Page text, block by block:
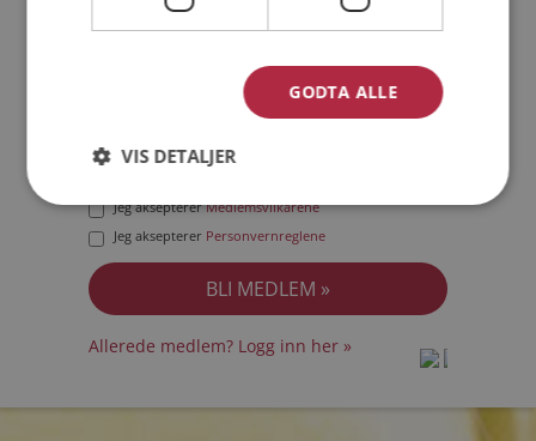
Jeg akseptererMedlemsvilkårene
Jeg aksepterer Personvernreglene
Allerede medlem? Logg inn her »
GODTA ALLE
VIS DETALJER